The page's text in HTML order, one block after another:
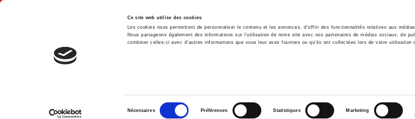
Ce site web utilise des cookies
Les cookies nous permettent de personnaliser le contenu et les annonces, d'offrir des fonctionnalités relatives aux
Nous partageons également des informations sur l'utilisation de notre site avec nos partenaires de médias sociaux, de
combiner celles-ci avec d'autres informations que vous leur avez fournies ou qu'ils ont collectées lors de votre utilisation
Nécessaires Préférences Statistiques Marketing
Accueil Environnement Histoire